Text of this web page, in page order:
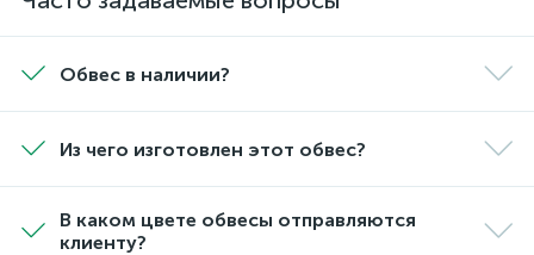
Обвес в наличии?
Из чего изготовлен этот обвес?
В каком цвете обвесы отправляются
клиенту?